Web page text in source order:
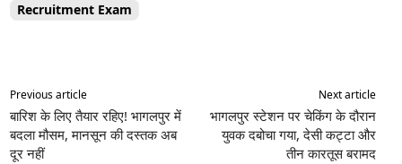
Recruitment Exam
Previous article
बारिश के लिए तैयार रहिए! भागलपुर में
बदला मौसम, मानसून की दस्तक अब
दूर नहीं
Next article
भागलपुर स्टेशन पर चेकिंग के दौरान
युवक दबोचा गया, देसी कट्टा और
तीन कारतूस बरामद